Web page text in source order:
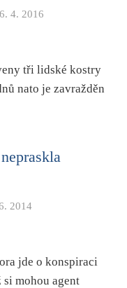
4. 2016
tři lidské kostry
nato je zavražděn
2014
jde o konspiraci
mohou agent